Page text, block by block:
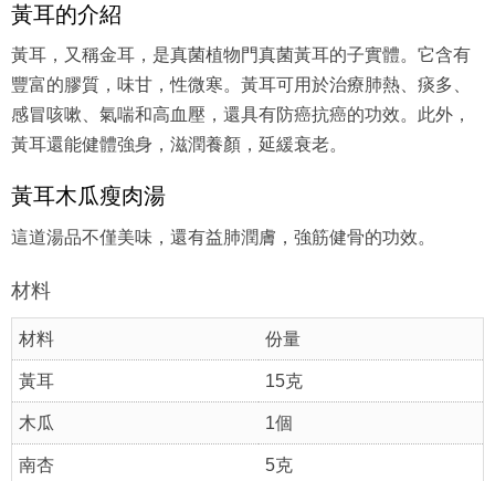
黃耳的介紹
黃耳，又稱金耳，是真菌植物門真菌黃耳的子實體。它含有
豐富的膠質，味甘，性微寒。黃耳可用於治療肺熱、痰多、
感冒咳嗽、氣喘和高血壓，還具有防癌抗癌的功效。此外，
黃耳還能健體強身，滋潤養顏，延緩衰老。
黃耳木瓜瘦肉湯
這道湯品不僅美味，還有益肺潤膚，強筋健骨的功效。
材料
材料 份量
黃耳 15克
木瓜 1個
南杏 5克